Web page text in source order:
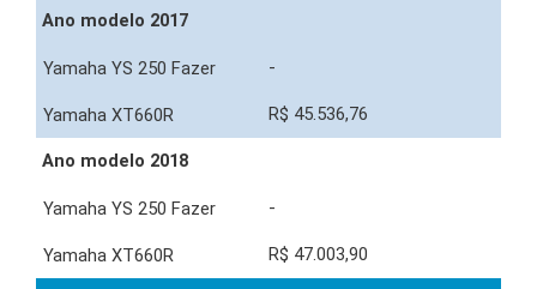
Ano modelo 2017
-
R$ 45.536,76
Ano modelo 2018
-
R$ 47.003,90